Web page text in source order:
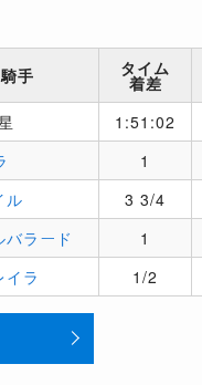
騎手 タイム
着差
1:51:02
1
ル 3 3/4
バラード 1
イラ 1/2